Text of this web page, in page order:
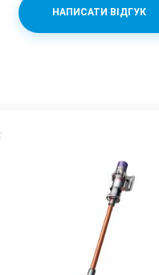
НАПИСАТИ ВІДГУК